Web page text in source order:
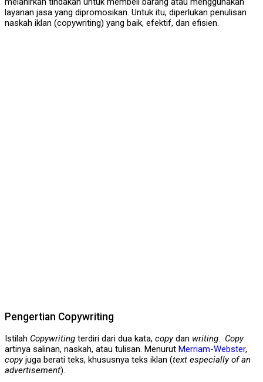
layanan jasa yang dipromosikan. Untuk itu, diperlukan penulisan
naskah iklan (copywriting) yang baik, efektif, dan efisien.
Pengertian Copywriting
Istilah Copywriting terdiri dari dua kata, copydan writing
Copy
artinya salinan, naskah, atau tulisan. Menurut Merriam-Webster,
copyjuga berati teks, khususnya teks iklan (text especially of an
advertisement).